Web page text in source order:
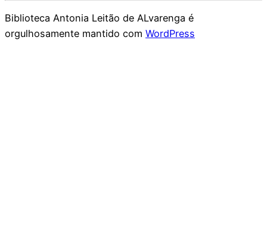
Biblioteca Antonia Leitão de ALvarenga é
orgulhosamente mantido com WordPress